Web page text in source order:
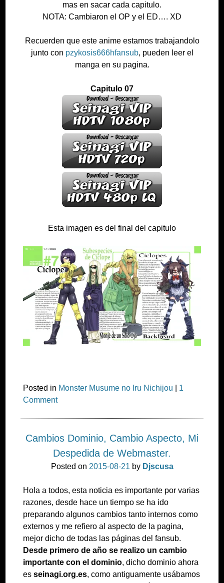
mas en sacar cada capitulo.
NOTA: Cambiaron el OP y el ED…. XD
Recuerden que este anime estamos trabajandolo
junto con pzykosis666hfansub, pueden leer el
manga en su pagina.
Capitulo 07
Esta imagen es del final del capitulo
Posted in Monster Musume no Iru Nichijou
1
Comment
Cambios Dominio, Cambio Aspecto, Mi
Despedida de Webmaster.
Posted on 2015-08-21by Djscusa
Hola a todos, esta noticia es importante por varias
razones, desde hace un tiempo se ha ido
preparando algunos cambios tanto internos como
externos y me refiero al aspecto de la pagina,
mejor dicho de todas las páginas del fansub.
Desde primero de año se realizo un cambio
importante con el dominio, dicho dominio ahora
esseinagi.org.es, como antiguamente usábamos